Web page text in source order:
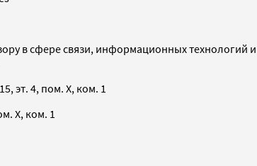
в сфере связи, информационных
эт. 4, пом. X, ком. 1
X, ком. 1